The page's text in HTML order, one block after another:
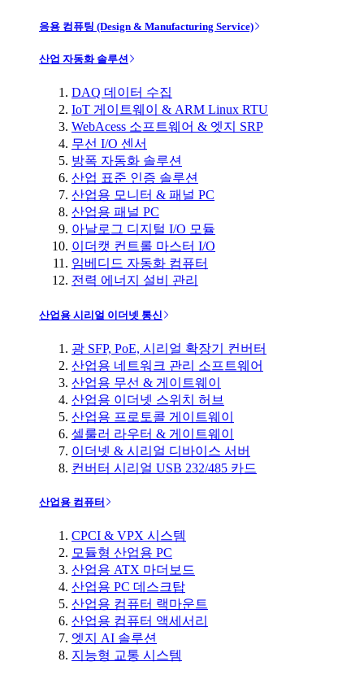
응용 컴퓨팅 (Design & Manufacturing Service)
산업 자동화 솔루션
DAQ 데이터 수집
IoT 게이트웨이 & ARM Linux RTU
WebAcess 소프트웨어 & 엣지 SRP
무선 I/O 센서
방폭 자동화 솔루션
산업 표준 인증 솔루션
산업용 모니터 & 패널 PC
산업용 패널 PC
아날로그 디지털 I/O 모듈
이더캣 컨트롤 마스터 I/O
임베디드 자동화 컴퓨터
전력 에너지 설비 관리
산업용 시리얼 이더넷 통신
광 SFP, PoE, 시리얼 확장기 컨버터
산업용 네트워크 관리 소프트웨어
산업용 무선 & 게이트웨이
산업용 이더넷 스위치 허브
산업용 프로토콜 게이트웨이
셀룰러 라우터 & 게이트웨이
이더넷 & 시리얼 디바이스 서버
컨버터 시리얼 USB 232/485 카드
산업용 컴퓨터
CPCI & VPX 시스템
모듈형 산업용 PC
산업용 ATX 마더보드
산업용 PC 데스크탑
산업용 컴퓨터 랙마운트
산업용 컴퓨터 액세서리
엣지 AI 솔루션
지능형 교통 시스템